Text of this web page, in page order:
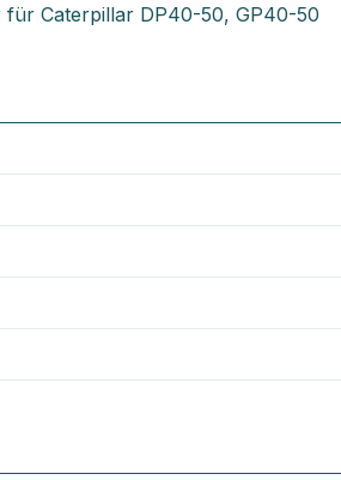
für Caterpillar DP40-50, GP40-50